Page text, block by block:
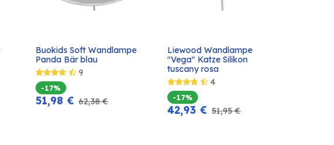
In den
Warenkorb
Buokids Soft Wandlampe
Panda Bär blau
9
-17%
51,98 € 62,38€
In den
Warenkorb
Liewood Wandlampe
"Vega" Katze Silikon
tuscany rosa
4
-17%
42,93 € 51,95€